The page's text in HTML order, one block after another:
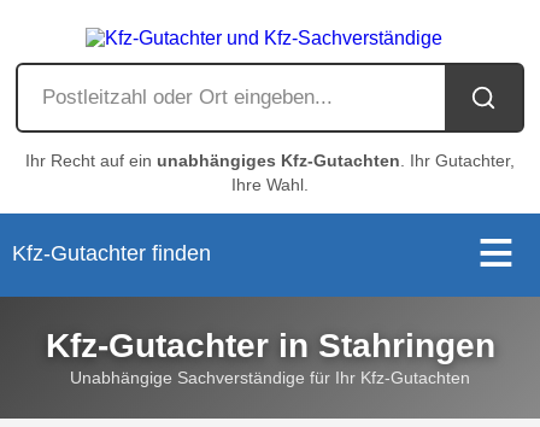
Ihr Recht auf ein unabhängiges Kfz-Gutachten . Ihr Gutachter,
Ihre Wahl.
Kfz-Gutachter finden
Kfz-Gutachter in Stahringen
Unabhängige Sachverständige für Ihr Kfz-Gutachten